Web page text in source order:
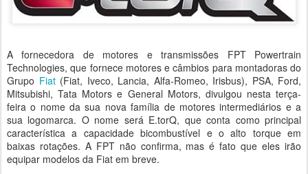
A fornecedora de motores e transmissões FPT Powertrain
Technologies, que fornece motores e câmbios para montadoras do
Grupo Fiat(Fiat, Iveco, Lancia, Alfa-Romeo, Irisbus), PSA, Ford,
Mitsubishi, Tata Motors e General Motors, divulgou nesta terça-
feira o nome da sua nova família de motores intermediários e a
sua logomarca. O nome será E.torQ, que conta como principal
característica a capacidade bicombustível e o alto torque em
baixas rotações. A FPT não confirma, mas é fato que eles irão
equipar modelos da Fiat em breve.